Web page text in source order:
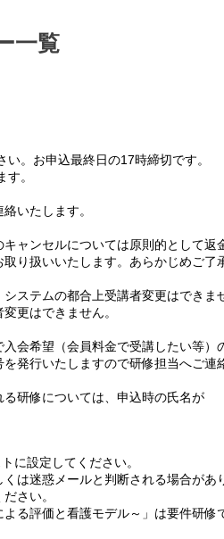
一覧
。お申込最終日の17時締切です。
。
いたします。
ャンセルについては原則的として返
り扱いいたします。あらかじめご了
ステムの都合上受講者変更はできま
更はできません。
会希望（会員料金で受講したい等）
発行いたしますので研修担当へご連
研修については、申込時の氏名が
に設定してください。
は迷惑メールと判断される場合があ
さい。
る評価と看護モデル～」は要件研修